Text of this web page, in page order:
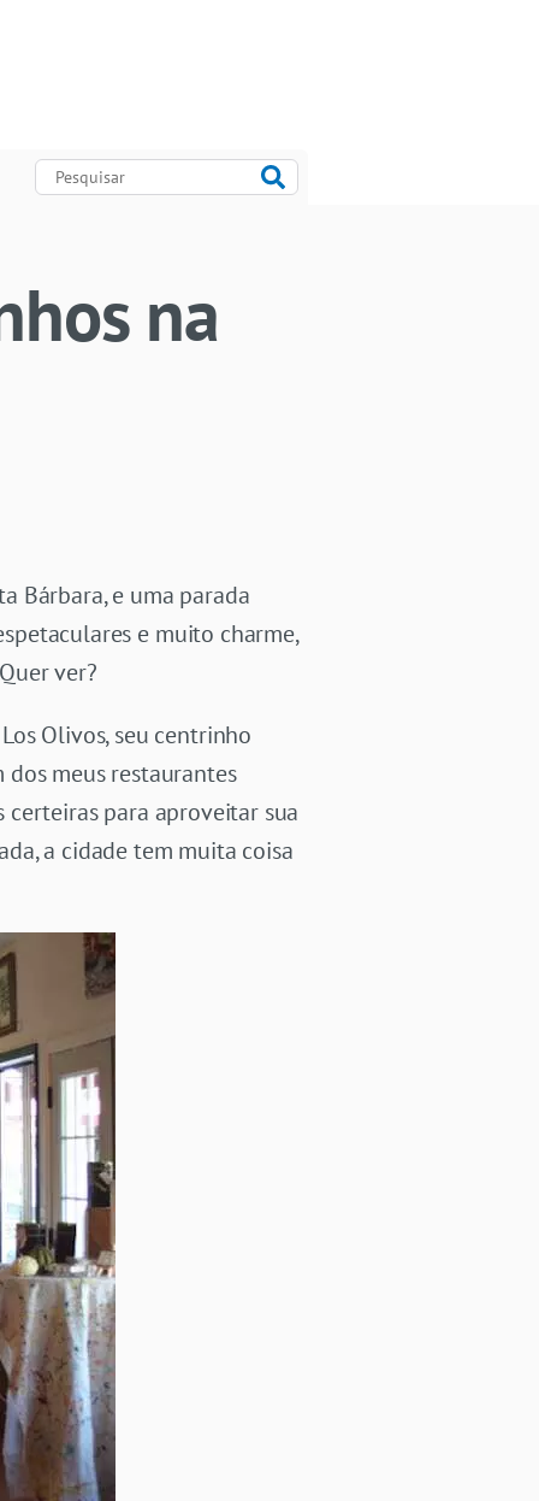
na
Bárbara, e uma parada
e muito charme,
ver?
Olivos, seu centrinho
meus restaurantes
para aproveitar sua
a cidade tem muita coisa